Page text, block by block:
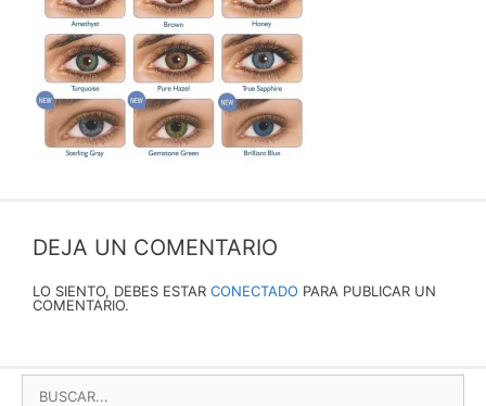
DEJA UN COMENTARIO
LO SIENTO, DEBES ESTAR CONECTADO PARA PUBLICAR UN
COMENTARIO.
BUSCAR: